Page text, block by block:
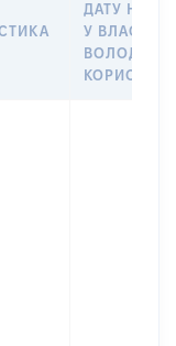
ДАТУ
У